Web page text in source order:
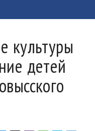
культуры
детей